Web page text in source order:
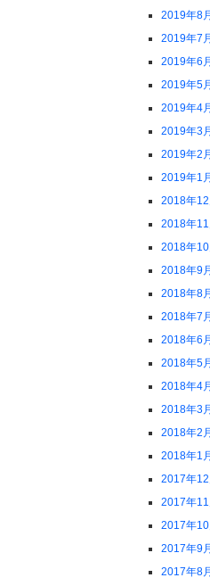
2019年8月
2019年7月
2019年6月
2019年5月
2019年4月
2019年3月
2019年2月
2019年1月
2018年12
2018年11
2018年10
2018年9月
2018年8月
2018年7月
2018年6月
2018年5月
2018年4月
2018年3月
2018年2月
2018年1月
2017年12
2017年11
2017年10
2017年9月
2017年8月